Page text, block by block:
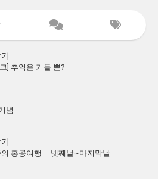
] 추억은 거들 뿐?
념
의 홍콩여행 – 넷째날~마지막날